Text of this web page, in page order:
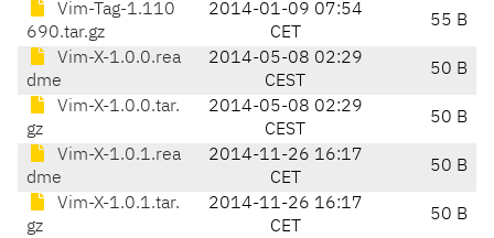
Vim-Tag-1.110
690.tar.gz
2014-01-09 07:54
CET
55 B
Vim-X-1.0.0.rea
dme
2014-05-08 02:29
CEST
50 B
Vim-X-1.0.0.tar.
gz
2014-05-08 02:29
CEST
50 B
Vim-X-1.0.1.rea
dme
2014-11-26 16:17
CET
50 B
Vim-X-1.0.1.tar.
gz
2014-11-26 16:17
CET
50 B